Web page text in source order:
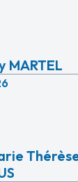
MARTEL